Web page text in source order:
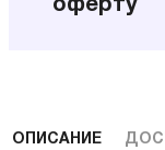
оферту
ОПИСАНИЕ